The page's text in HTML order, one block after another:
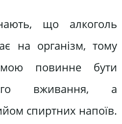
що алкоголь
на організм, тому
повинне бути
вживання, а
спиртних напоїв.